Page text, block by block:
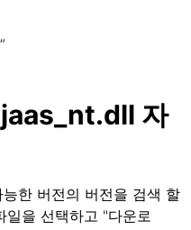
jaas_nt.dll 자
한 버전의 버전을 검색 할
일을 선택하고 "다운로